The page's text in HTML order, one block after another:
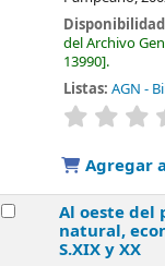
del Archivo
13990 .
Listas: AGN -
valoración
Agregar
Al oeste del
natural,
S.XIX y XX